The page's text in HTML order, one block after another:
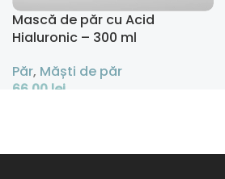
Mască de păr cu Acid
Hialuronic – 300 ml
Păr, Măști de păr
66,00 lei